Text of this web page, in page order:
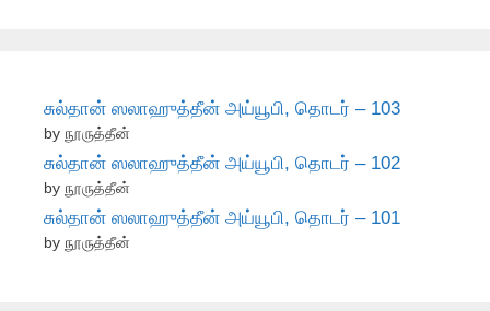
சுல்தான் ஸலாஹுத்தீன் அய்யூபி, தொடர் – 103
by நூருத்தீன்
சுல்தான் ஸலாஹுத்தீன் அய்யூபி, தொடர் – 102
by நூருத்தீன்
சுல்தான் ஸலாஹுத்தீன் அய்யூபி, தொடர் – 101
by நூருத்தீன்